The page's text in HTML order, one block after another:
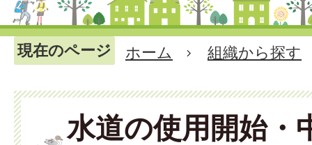
現在のページ ホーム 組織から探す
水道の使用開始・